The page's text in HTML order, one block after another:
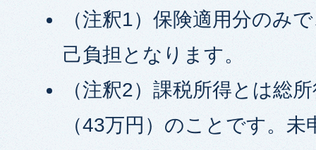
（注釈1）保険適用分のみ
己負担となります。
（注釈2）課税所得とは総
（43万円）のことです。